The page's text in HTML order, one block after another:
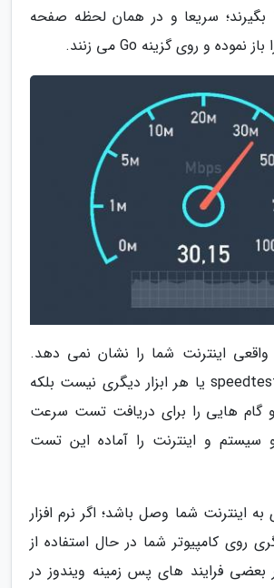
بگیرند؛ سریعا و در همان لحظه صفحه
اینترنت شما را نشان نمی دهد.
مشکل از سایت speedtest یا هر ابزار دیگری نیست بلکه
گام هایی را برای دریافت تست سرعت
و سیستم و اینترنت را آماده این تست
اینترنت شما وصل باشد؛ اگر نرم افزار
روی کامپیوتر شما در حال استفاده از
بعضی فرایند های پس زمینه ویندوز در